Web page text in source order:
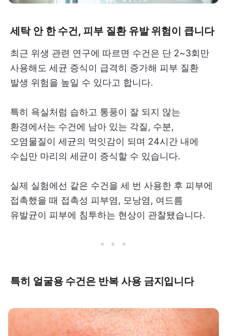
세탁 안 한 수건, 피부 질환 유발 위험이 큽니다
최근 위생 관련 연구에 따르면 수건은 단 2~3회만
사용해도 세균 증식이 급격히 증가해 피부 질환
발생 위험을 높일 수 있다고 합니다.
특히 욕실처럼 습하고 통풍이 잘 되지 않는
환경에서는 수건에 남아 있는 각질, 수분,
오염물질이 세균의 먹잇감이 되며 24시간 내에
수십만 마리의 세균이 증식할 수 있습니다.
실제 실험에선 같은 수건을 세 번 사용한 후 피부에
접촉했을 때 접촉성 피부염, 모낭염, 여드름
유발균이 피부에 침투하는 현상이 관찰됐습니다.
특히 얼굴용 수건은 반복 사용 금지입니다